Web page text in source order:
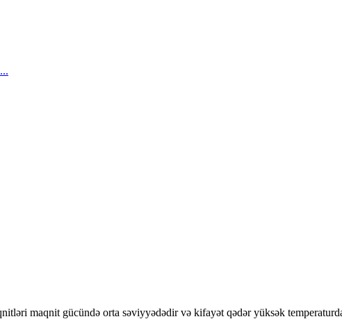
maqnit gücündə orta səviyyədədir və kifayət qədər yüksək